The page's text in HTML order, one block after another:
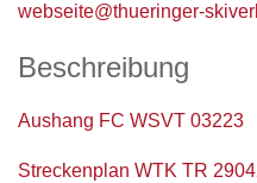
webseite@thueringer-
Beschreibung
Aushang FC WSVT 03223
Streckenplan WTK TR